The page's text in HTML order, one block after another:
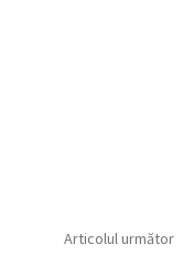
Articolul următor